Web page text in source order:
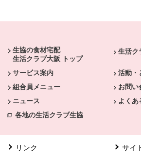
生協の食材宅配
生活クラブ大阪 トップ
生活ク
サービス案内
活動・
組合員メニュー
お問い
ニュース
よくあ
各地の生活クラブ生協
リンク サイ